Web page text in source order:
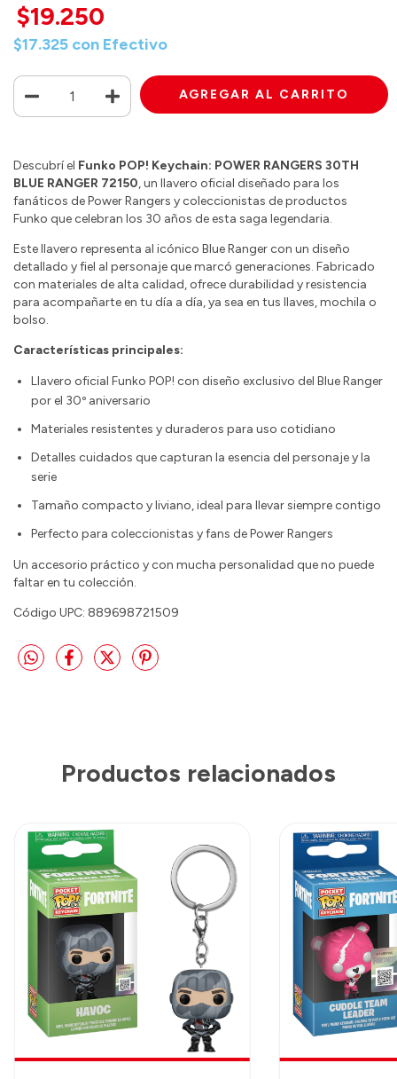
$19.250
$17.325 con Efectivo
Descubrí el Funko POP! Keychain: POWER RANGERS 30TH
BLUE RANGER 72150, un llavero oficial diseñado para los
fanáticos de Power Rangers y coleccionistas de productos
Funko que celebran los 30 años de esta saga legendaria.
Este llavero representa al icónico Blue Ranger con un diseño
detallado y fiel al personaje que marcó generaciones. Fabricado
con materiales de alta calidad, ofrece durabilidad y resistencia
para acompañarte en tu día a día, ya sea en tus llaves, mochila o
bolso.
Características principales:
Llavero oficial Funko POP! con diseño exclusivo del Blue Ranger
por el 30º aniversario
Materiales resistentes y duraderos para uso cotidiano
Detalles cuidados que capturan la esencia del personaje y la
serie
Tamaño compacto y liviano, ideal para llevar siempre contigo
Perfecto para coleccionistas y fans de Power Rangers
Un accesorio práctico y con mucha personalidad que no puede
faltar en tu colección.
Código UPC: 889698721509
Productos relacionados